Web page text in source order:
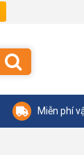
Miễn phí